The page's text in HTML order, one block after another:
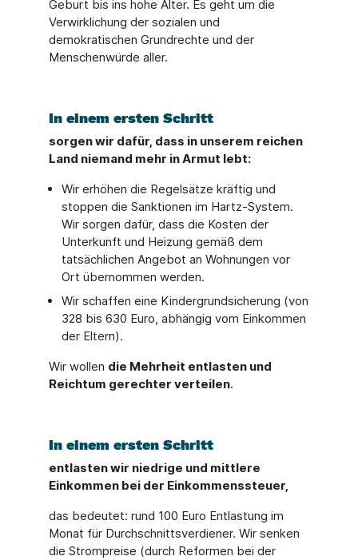
Geburt bis ins hohe Alter. Es geht um die
Verwirklichung der sozialen und
demokratischen Grundrechte und der
Menschenwürde aller.
In einem ersten Schritt
sorgen wir dafür, dass in unserem reichen
Land niemand mehr in Armut lebt:
Wir erhöhen die Regelsätze kräftig und
stoppen die Sanktionen im Hartz-System.
Wir sorgen dafür, dass die Kosten der
Unterkunft und Heizung gemäß dem
tatsächlichen Angebot an Wohnungen vor
Ort übernommen werden.
Wir schaffen eine Kindergrundsicherung (von
328 bis 630 Euro, abhängig vom Einkommen
der Eltern).
Wir wollen die Mehrheit entlasten und
Reichtum gerechter verteilen.
In einem ersten Schritt
entlasten wir niedrige und mittlere
Einkommen bei der Einkommenssteuer,
das bedeutet: rund 100 Euro Entlastung im
Monat für Durchschnittsverdiener. Wir senken
die Strompreise (durch Reformen bei der